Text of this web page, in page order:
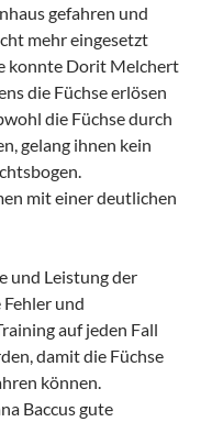
gefahren und
mehr eingesetzt
konnte Dorit Melchert
die Füchse erlösen
die Füchse durch
gelang ihnen kein
mit einer deutlichen
und Leistung der
und
auf jeden Fall
damit die Füchse
können.
Baccus gute